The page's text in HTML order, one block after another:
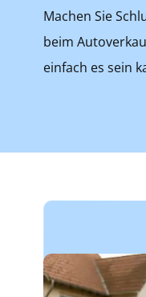
Machen Sie
beim
einfach es sein